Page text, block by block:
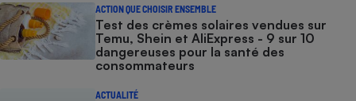
ACTION QUE CHOISIR ENSEMBLE
Test des crèmes solaires vendues sur
Temu, Shein et AliExpress - 9 sur 10
dangereuses pour la santé des
consommateurs
ACTUALITÉ